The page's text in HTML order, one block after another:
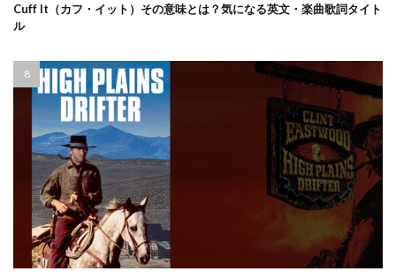
Cuff It（カフ・イット）その意味とは？気になる英文・楽曲歌詞タイト
ル